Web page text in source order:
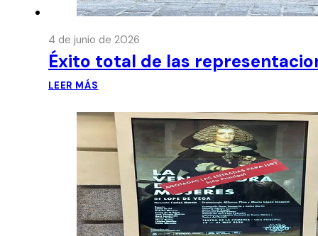
4 de junio de 2026
Éxito total de las
LEER MÁS